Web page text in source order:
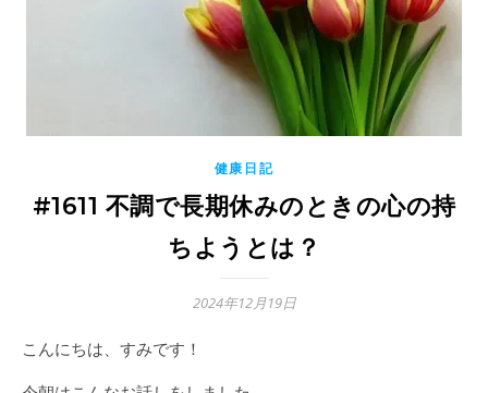
健康日記
#1611 不調で長期休みのときの心の持
ちようとは？
2024年12月19日
こんにちは、すみです！